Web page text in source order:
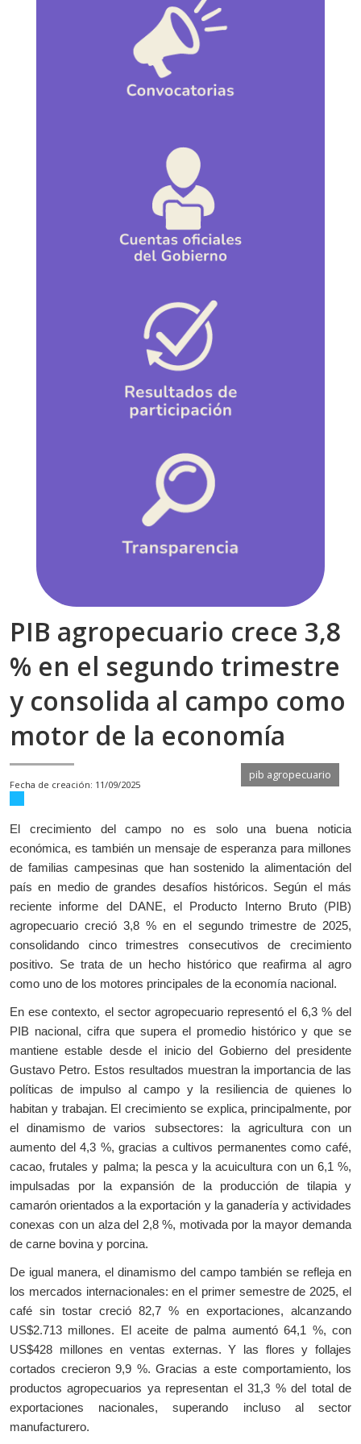
PIB agropecuario crece 3,8
% en el segundo trimestre
y consolida al campo como
motor de la economía
11/09/2025
pib agropecuario
El crecimiento del campo no es solo una buena noticia
económica, es también un mensaje de esperanza para millones
de familias campesinas que han sostenido la alimentación del
país en medio de grandes desafíos históricos. Según el más
reciente informe del DANE, el Producto Interno Bruto (PIB)
agropecuario creció 3,8 % en el segundo trimestre de 2025,
consolidando cinco trimestres consecutivos de crecimiento
positivo. Se trata de un hecho histórico que reafirma al agro
como uno de los motores principales de la economía nacional.
En ese contexto, el sector agropecuario representó el 6,3 % del
PIB nacional, cifra que supera el promedio histórico y que se
mantiene estable desde el inicio del Gobierno del presidente
Gustavo Petro. Estos resultados muestran la importancia de las
políticas de impulso al campo y la resiliencia de quienes lo
habitan y trabajan. El crecimiento se explica, principalmente, por
el dinamismo de varios subsectores: la agricultura con un
aumento del 4,3 %, gracias a cultivos permanentes como café,
cacao, frutales y palma; la pesca y la acuicultura con un 6,1 %,
impulsadas por la expansión de la producción de tilapia y
camarón orientados a la exportación y la ganadería y actividades
conexas con un alza del 2,8 %, motivada por la mayor demanda
de carne bovina y porcina.
De igual manera, el dinamismo del campo también se refleja en
los mercados internacionales: en el primer semestre de 2025, el
café sin tostar creció 82,7 % en exportaciones, alcanzando
US$2.713 millones. El aceite de palma aumentó 64,1 %, con
US$428 millones en ventas externas. Y las flores y follajes
cortados crecieron 9,9 %. Gracias a este comportamiento, los
productos agropecuarios ya representan el 31,3 % del total de
exportaciones nacionales, superando incluso al sector
manufacturero.